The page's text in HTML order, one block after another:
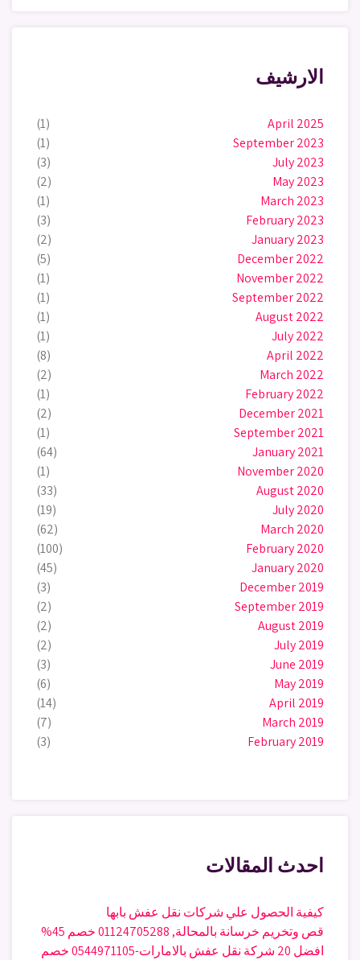
الارشيف
April 2025
(1)
September 2023
(1)
July 2023
(3)
May 2023
(2)
March 2023
(1)
February 2023
(3)
January 2023
(2)
December 2022
(5)
November 2022
(1)
September 2022
(1)
August 2022
(1)
July 2022
(1)
April 2022
(8)
March 2022
(2)
February 2022
(1)
December 2021
(2)
September 2021
(1)
January 2021
(64)
November 2020
(1)
August 2020
(33)
July 2020
(19)
March 2020
(62)
February 2020
(100)
January 2020
(45)
December 2019
(3)
September 2019
(2)
August 2019
(2)
July 2019
(2)
June 2019
(3)
May 2019
(6)
April 2019
(14)
March 2019
(7)
February 2019
(3)
احدث المقالات
كيفية الحصول علي شركات نقل عفش بابها
قص وتخريم خرسانة بالمحالة, 01124705288 خصم 45%
افضل 20 شركة نقل عفش بالامارات-0544971105 خصم